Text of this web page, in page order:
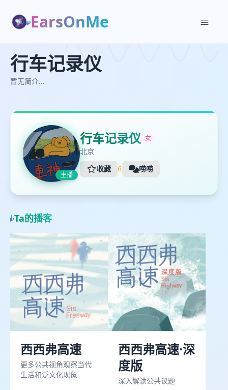
EarsOnMe
行车记录仪
行车记录仪
暂无简介...
主播
行车记录仪 女
北京
收藏
6 唠唠
Ta的播客
西西弗高速
更多公共视角观察当代
生活和泛文化现象
西西弗高速·深
度版
深入解读公共议题
与行车记录仪对话
欢迎与行车记录仪对话
开始一段有趣的对话吧！
加入播单